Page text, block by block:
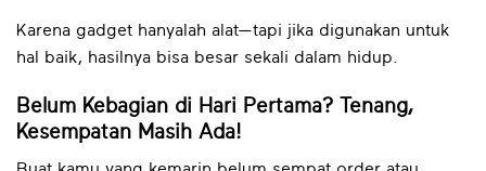
Karena gadget hanyalah alat—tapi jika digunakan untuk
hal baik, hasilnya bisa besar sekali dalam hidup.
Belum Kebagian di Hari Pertama? Tenang,
Kesempatan Masih Ada!